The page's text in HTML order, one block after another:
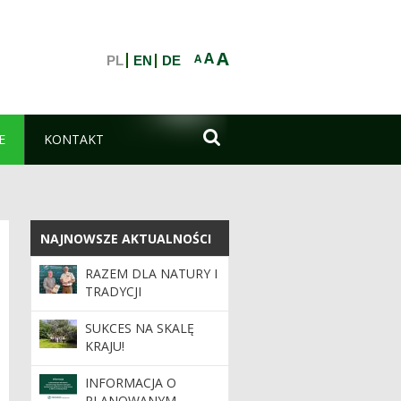
AAA
PL EN DE
KONTAKT 
NAJNOWSZE AKTUALNOŚCI
NAJNOWSZE AKTUALNOŚCI
RAZEM DLA NATURY I
TRADYCJI
SUKCES NA SKALĘ
KRAJU!
INFORMACJA O